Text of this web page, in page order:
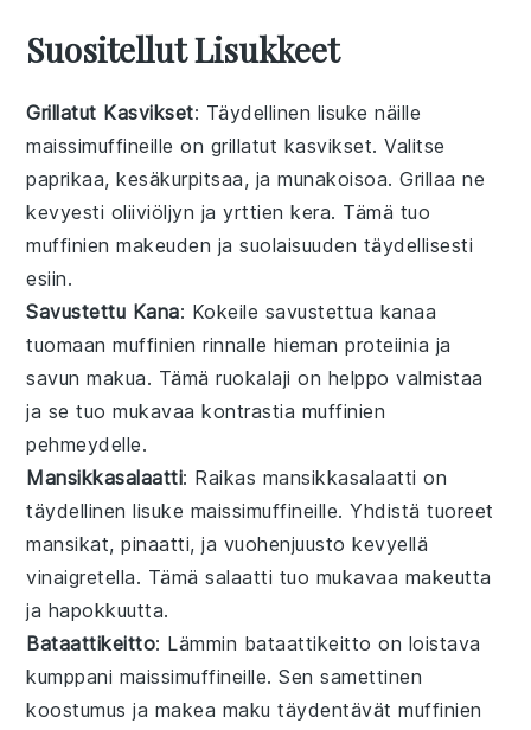
Suositellut Lisukkeet
Grillatut Kasvikset: Täydellinen lisuke näille
maissimuffineille on grillatut kasvikset. Valitse
paprikaa,kesäkurpitsaa, jamunakoisoa. Grillaa ne
kevyesti oliiviöljyn jayrttien kera. Tämä tuo
muffinien makeuden ja suolaisuuden täydellisesti
esiin.
Savustettu Kana: Kokeile savustettua kanaa
tuomaanmuffinien rinnalle hiemanproteiinia ja
savun makua. Tämäruokalaji on helppo valmistaa
ja se tuo mukavaa kontrastia muffinien
pehmeydelle.
Mansikkasalaatti: Raikas mansikkasalaatti on
täydellinenlisuke maissimuffineille. Yhdistätuoreet
mansikat,pinaatti, ja vuohenjuusto kevyellä
vinaigretella. Tämäsalaatti tuo mukavaa makeutta
ja hapokkuutta.
Bataattikeitto: Lämmin bataattikeitto on loistava
kumppani maissimuffineille. Sensamettinen
koostumus ja makea maku täydentävätmuffinien